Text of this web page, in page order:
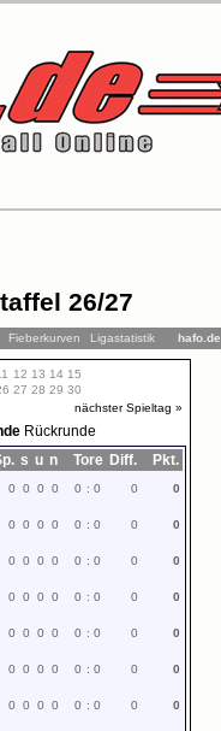
26/27
Fieberkurven Ligastatistik hafo.de
12 13 14 15
27 28 29 30
nächster Spieltag »
Rückrunde
s u n Tore Diff. Pkt.
0 0 0 0 0 : 0 0 0
0 0 0 0 0 : 0 0 0
0 0 0 0 0 : 0 0 0
0 0 0 0 0 : 0 0 0
0 0 0 0 0 : 0 0 0
0 0 0 0 0 : 0 0 0
0 0 0 0 0 : 0 0 0